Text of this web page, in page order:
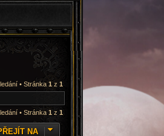
• Stránka 1z 1
• Stránka1z 1
NA